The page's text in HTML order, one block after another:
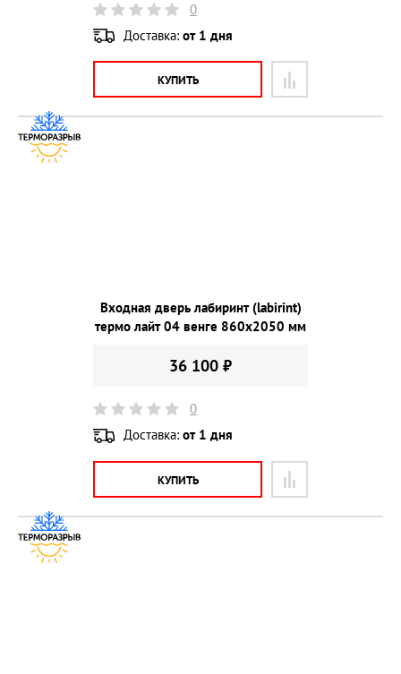
0
Доставка: от 1 дня
КУПИТЬ
Входная дверь лабиринт (labirint)
термо лайт 04 венге 860х2050 мм
36 100 ₽
0
Доставка: от 1 дня
КУПИТЬ